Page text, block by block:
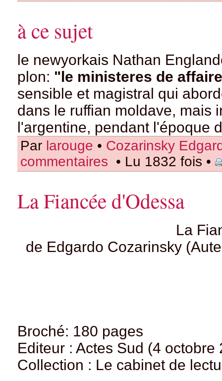
à ce sujet
le newyorkais Nathan
plon: "le ministeres de
sensible et magistral qui
dans le ruffian moldave, mais
l'argentine, pendant l'époque
Par larouge • Cozarinsky
commentaires • Lu 1832 fois •
La Fiancée d'Odessa
La
de Edgardo Cozarinsky
Broché: 180 pages
Editeur : Actes Sud (4 octobre
Collection : Le cabinet de